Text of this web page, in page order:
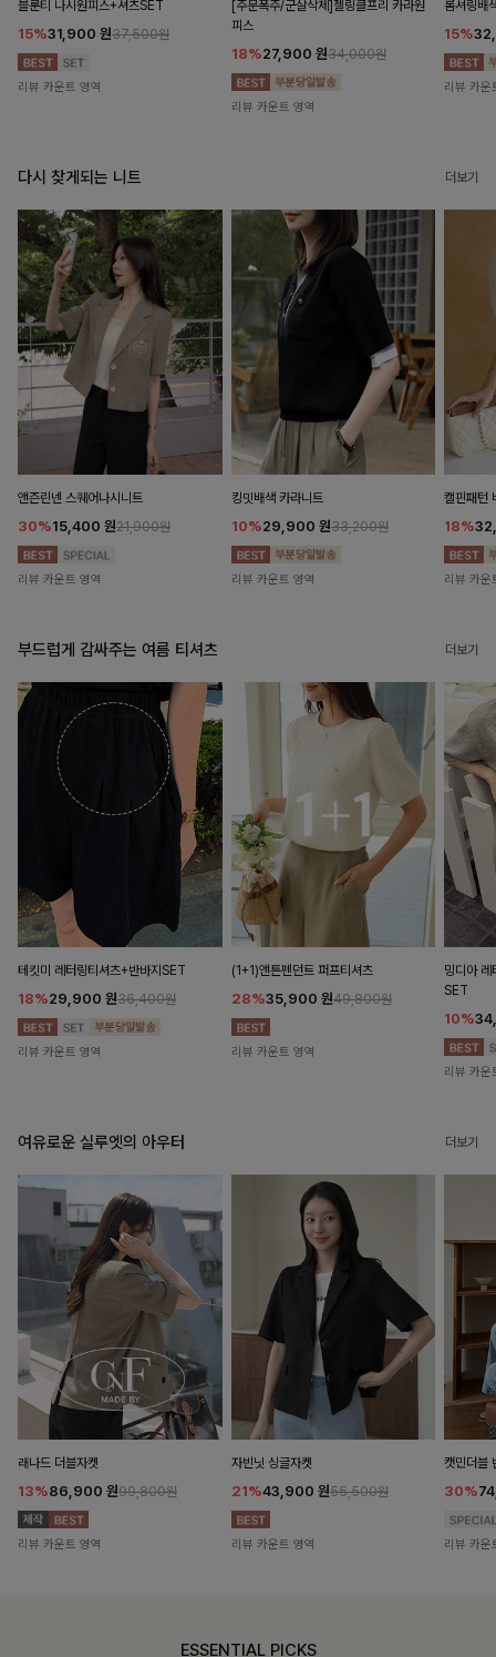
블룬티 나시원피스+셔츠SET
15%31,900 원37,500원
리뷰 카운트 영역
[주문폭주/군살삭제]젤링클프리 카라원
피스
18%27,900 원34,000원
리뷰 카운트 영역
롬셔링배
15%
리뷰 카운
다시 찾게되는 니트 더보기
앤즌린넨 스퀘어나시니트
30%15,400 원21,900원
리뷰 카운트 영역
킹밋배색 카라니트
10%29,900 원33,200원
리뷰 카운트 영역
캘핀패턴
18%
리뷰 카운
부드럽게 감싸주는 여름 티셔츠 더보기
테킷미 레터링티셔츠+반바지SET
18%29,900 원36,400원
리뷰 카운트 영역
(1+1)앤튼펜던트 퍼프티셔츠
28%35,900 원49,800원
리뷰 카운트 영역
밍디아 레
SET
10%
리뷰 카운
여유로운 실루엣의 아우터 더보기
래나드 더블자켓
13%86,900 원99,800원
리뷰 카운트 영역
자빈닛 싱글자켓
21%43,900 원55,500원
리뷰 카운트 영역
캣민더블
30%
리뷰 카운
ESSENTIAL PICKS